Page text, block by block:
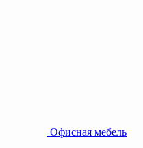
Офисная мебель